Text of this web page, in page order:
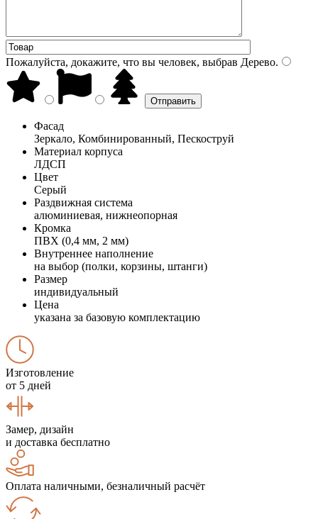
Пожалуйста, докажите, что вы человек, выбрав Дерево.
Фасад
Зеркало, Комбинированный, Пескоструй
Материал корпуса
ЛДСП
Цвет
Серый
Раздвижная система
алюминиевая, нижнеопорная
Кромка
ПВХ (0,4 мм, 2 мм)
Внутреннее наполнение
на выбор (полки, корзины, штанги)
Размер
индивидуальный
Цена
указана за базовую комплектацию
Изготовление
от 5 дней
Замер, дизайн
и доставка бесплатно
Оплата наличными, безналичный расчёт